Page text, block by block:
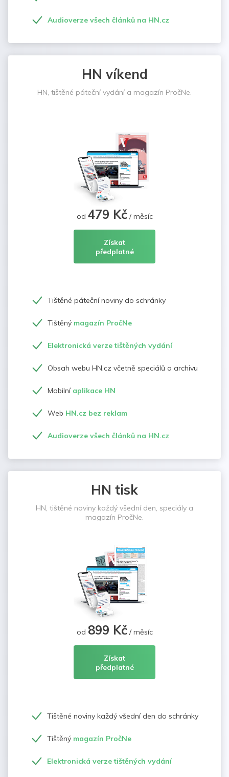
Audioverze všech článků na HN.cz
HN víkend
HN, tištěné páteční vydání a magazín PročNe.
od 479 Kč/ měsíc
Získat
předplatné
Tištěné páteční noviny do schránky
Tištěný magazín PročNe
Elektronická verze tištěných vydání
Obsah webu HN.cz včetně speciálů a archivu
Mobilní aplikace HN
Web HN.cz bez reklam
Audioverze všech článků na HN.cz
HN tisk
HN, tištěné noviny každý všední den, speciály a
magazín PročNe.
od 899 Kč/ měsíc
Získat
předplatné
Tištěné noviny každý všední den do schránky
Tištěný magazín PročNe
Elektronická verze tištěných vydání